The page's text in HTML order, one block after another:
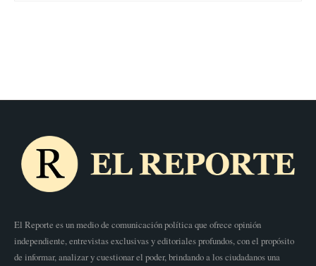
El Reporte es un medio de comunicación política que ofrece opinión
independiente, entrevistas exclusivas y editoriales profundos, con el propósito
de informar, analizar y cuestionar el poder, brindando a los ciudadanos una